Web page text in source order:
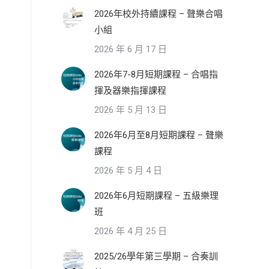
2026年校外持續課程 – 聲樂合唱
小組
2026 年 6 月 17 日
2026年7-8月短期課程 – 合唱指
揮及器樂指揮課程
2026 年 5 月 13 日
2026年6月至8月短期課程 – 聲樂
課程
2026 年 5 月 4 日
2026年6月短期課程 – 五級樂理
班
2026 年 4 月 25 日
2025/26學年第三學期 – 合奏訓